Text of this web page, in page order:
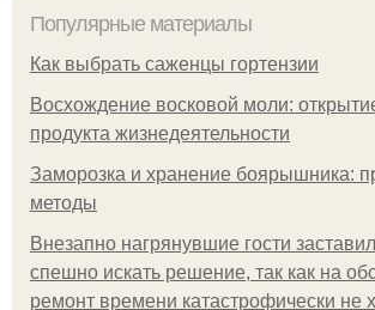
Популярные материалы
Как выбрать саженцы гортензии
Восхождение восковой моли:
продукта жизнедеятельности
Заморозка и хранение боярышника:
методы
Внезапно нагрянувшие гости
спешно искать решение, так как на
ремонт времени катастрофически не